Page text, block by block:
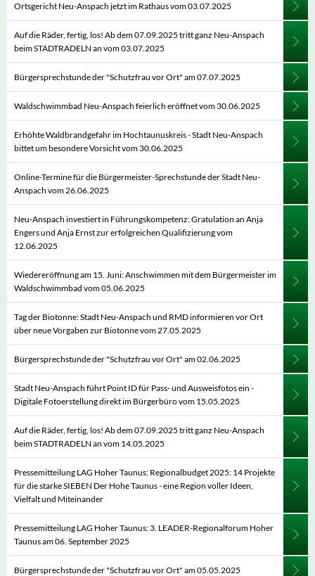
Ortsgericht Neu-Anspach jetzt im Rathaus vom 03.07.2025
Auf die Räder, fertig, los! Ab dem 07.09.2025 tritt ganz Neu-Anspach
beim STADTRADELN an vom 03.07.2025
Bürgersprechstunde der "Schutzfrau vor Ort" am 07.07.2025
Waldschwimmbad Neu-Anspach feierlich eröffnet vom 30.06.2025
Erhöhte Waldbrandgefahr im Hochtaunuskreis - Stadt Neu-Anspach
bittet um besondere Vorsicht vom 30.06.2025
Online-Termine für die Bürgermeister-Sprechstunde der Stadt Neu-
Anspach vom 26.06.2025
Neu-Anspach investiert in Führungskompetenz: Gratulation an Anja
Engers und Anja Ernst zur erfolgreichen Qualifizierung vom
12.06.2025
Wiedereröffnung am 15. Juni: Anschwimmen mit dem Bürgermeister im
Waldschwimmbad vom 05.06.2025
Tag der Biotonne: Stadt Neu-Anspach und RMD informieren vor Ort
über neue Vorgaben zur Biotonne vom 27.05.2025
Bürgersprechstunde der "Schutzfrau vor Ort" am 02.06.2025
Stadt Neu-Anspach führt Point ID für Pass- und Ausweisfotos ein -
Digitale Fotoerstellung direkt im Bürgerbüro vom 15.05.2025
Auf die Räder, fertig, los! Ab dem 07.09.2025 tritt ganz Neu-Anspach
beim STADTRADELN an vom 14.05.2025
Pressemitteilung LAG Hoher Taunus: Regionalbudget 2025: 14 Projekte
für die starke SIEBEN Der Hohe Taunus - eine Region voller Ideen,
Vielfalt und Miteinander
Pressemitteilung LAG Hoher Taunus: 3. LEADER-Regionalforum Hoher
Taunus am 06. September 2025
Bürgersprechstunde der "Schutzfrau vor Ort" am 05.05.2025